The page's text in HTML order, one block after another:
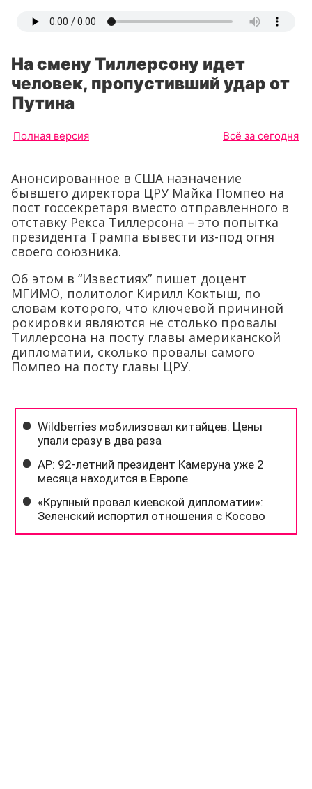
На смену Тиллерсону идет
человек, пропустивший удар от
Путина
Полная версия Всё за сегодня
Анонсированное в США назначение
бывшего директора ЦРУ Майка Помпео на
пост госсекретаря вместо отправленного в
отставку Рекса Тиллерсона – это попытка
президента Трампа вывести из-под огня
своего союзника.
Об этом в “Известиях” пишет доцент
МГИМО, политолог Кирилл Коктыш, по
словам которого, что ключевой причиной
рокировки являются не столько провалы
Тиллерсона на посту главы американской
дипломатии, сколько провалы самого
Помпео на посту главы ЦРУ.